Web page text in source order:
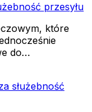
przesyłu
które
do…
służebność